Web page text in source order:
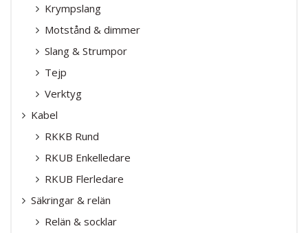
Krympslang
Motstånd & dimmer
Slang & Strumpor
Tejp
Verktyg
Kabel
RKKB Rund
RKUB Enkelledare
RKUB Flerledare
Säkringar & relän
Relän & socklar